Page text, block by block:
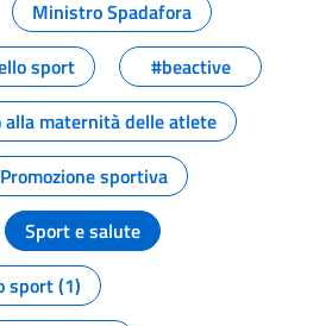
Ministro Spadafora
sport
#beactive
alla maternità delle atlete
Promozione sportiva
Sport e salute
sport (1)